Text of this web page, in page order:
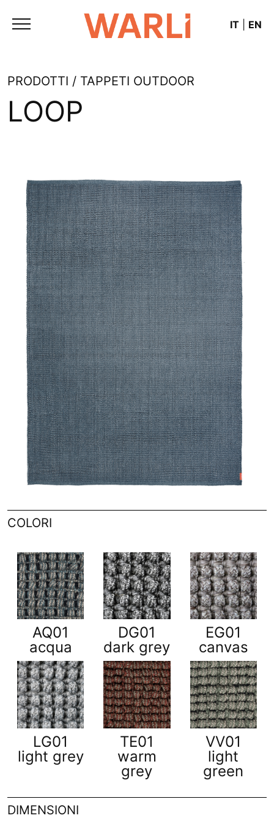
IT EN
PRODOTTI / TAPPETI OUTDOOR
LOOP
COLORI
AQ01
acqua
DG01
dark grey
EG01
canvas
LG01
light grey
TE01
warm
grey
VV01
light
green
DIMENSIONI